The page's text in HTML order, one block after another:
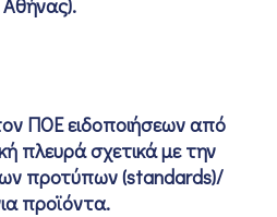
ΠΟΕ ειδοποιήσεων από
πλευρά σχετικά με την
προτύπων (standards)/
προϊόντα.